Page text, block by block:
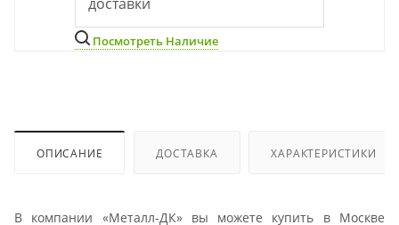
Посмотреть Наличие
ОПИСАНИЕ ДОСТАВКА ХАРАКТЕРИСТИКИ
В компании «Металл-ДК» вы можете купить в Москве